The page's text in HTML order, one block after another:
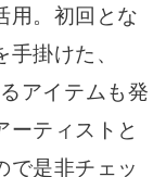
用。初回とな
掛けた、
アイテムも発
ーティストと
で是非チェッ